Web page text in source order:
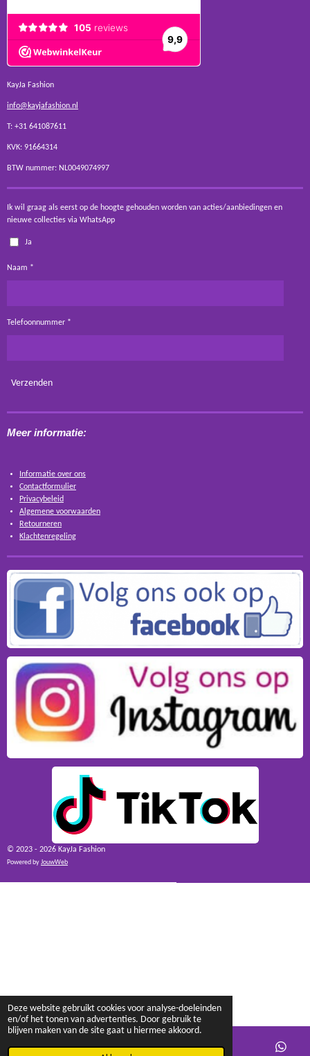
Deze website gebruikt cookies voor analyse-doeleinden
en/of het tonen van advertenties. Door gebruik te
blijven maken van de site gaat u hiermee akkoord.
KayJa Fashion
info@kayjafashion.nl
T: +31 641087611
KVK: 91664314
BTW nummer: NL0049074997
Ik wil graag als eerst op de hoogte gehouden worden van acties/aanbiedingen en
nieuwe collecties via WhatsApp
Ja
Naam *
Telefoonnummer *
Verzenden
Meer informatie:
Informatie over ons
Contactformulier
Privacybeleid
Algemene voorwaarden
Retourneren
Klachtenregeling
© 2023 - 2026 KayJa Fashion
Powered byJouwWeb